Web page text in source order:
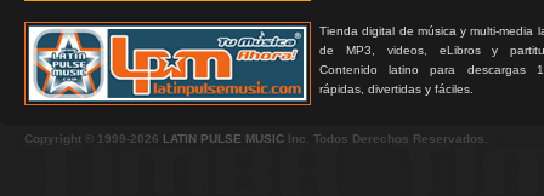
Tienda digital de música y multi-media
de MP3, videos, eLibros y
Contenido latino para descargas
rápidas, divertidas y fáciles.
Copyright © 1999-2026 LATIN PULSE MUSIC Inc. Todos Derechos Reservados.